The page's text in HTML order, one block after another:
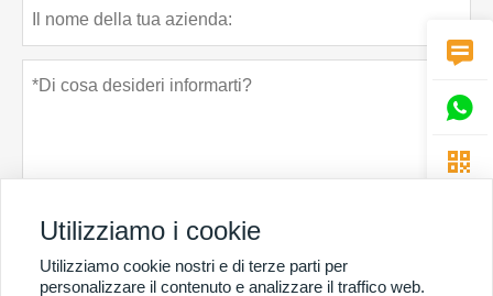
presentare Politica sulla riservatezza



Utilizziamo i cookie
Utilizziamo cookie nostri e di terze parti per
personalizzare il contenuto e analizzare il traffico web.